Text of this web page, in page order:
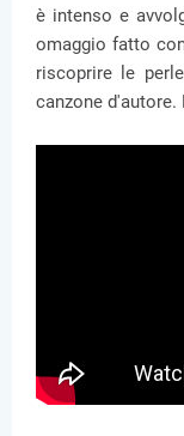
è intenso e
omaggio fatto
riscoprire le
canzone d'autore.